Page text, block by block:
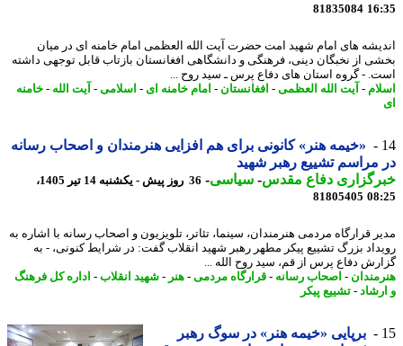
81835084
های امام شهید امت حضرت آیت الله العظمی امام خامنه ای در میان
از نخبگان دینی، فرهنگی و دانشگاهی افغانستان بازتاب قابل توجهی داشته
- گروه استان های دفاع پرس ـ سید روح ...
-آیت الله العظمی-افغانستان-امام خامنه ای- اسلامی-آیت الله-خامنه
«خیمه هنر» کانونی برای هم افزایی هنرمندان و اصحاب رسانه
مراسم تشییع رهبر شهید
دفاع مقدس-سیاسی-
36 روز پیش - یکشنبه 14 تیر 1405،
81805405
قرارگاه مردمی هنرمندان، سینما، تئاتر، تلویزیون و اصحاب رسانه با اشاره به
بزرگ تشییع پیکر مطهر رهبر شهید انقلاب گفت: در شرایط کنونی، - به
دفاع پرس از قم، سید روح الله ...
- اصحاب رسانه-قرارگاه مردمی -هنر-شهید انقلاب-اداره کل فرهنگ
-تشییع پیکر
برپایی «خیمه هنر» در سوگ رهبر